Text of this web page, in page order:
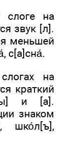
слоге на
звук [л].
меньшей
с[а]сна́.
на
краткий
и [а].
знаком
шко́л[ъ],